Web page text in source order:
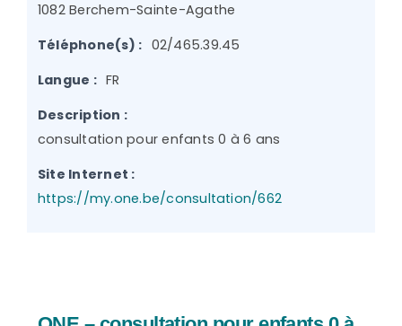
1082 Berchem-Sainte-Agathe
Téléphone(s) : 02/465.39.45
Langue : FR
Description :
consultation pour enfants 0 à 6 ans
Site Internet :
https://my.one.be/consultation/662